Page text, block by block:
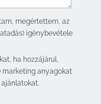
megértettem, az
igénybevétele
ha hozzájárul,
marketing anyagokat